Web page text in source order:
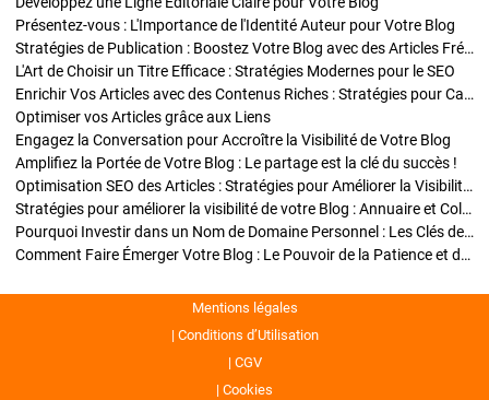
Présentez-vous : L'Importance de l'Identité Auteur pour Votre Blog
Stratégies de Publication : Boostez Votre Blog avec des Articles Fréquents et Exclusifs
L'Art de Choisir un Titre Efficace : Stratégies Modernes pour le SEO
Enrichir Vos Articles avec des Contenus Riches : Stratégies pour Captiver et Optimiser
Optimiser vos Articles grâce aux Liens
Engagez la Conversation pour Accroître la Visibilité de Votre Blog
Amplifiez la Portée de Votre Blog : Le partage est la clé du succès !
Optimisation SEO des Articles : Stratégies pour Améliorer la Visibilité de Votre Blog
Stratégies pour améliorer la visibilité de votre Blog : Annuaire et Collaborations
Pourquoi Investir dans un Nom de Domaine Personnel : Les Clés de la Réussite de Votre Blog
Comment Faire Émerger Votre Blog : Le Pouvoir de la Patience et de la Persévérance
Mentions légales
Conditions d’Utilisation
CGV
Cookies